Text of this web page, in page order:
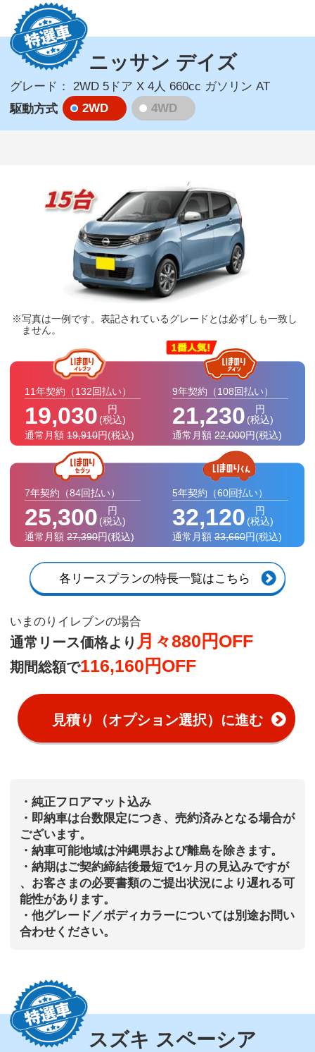
ニッサン デイズ
グレード： 2WD 5ドア X 4人 660cc ガソリン AT
駆動方式
2WD 4WD
写真は一例です。表記されているグレードとは必ずしも一致し
ません。
11年契約 （132回払い）
19,030
円
(税込)
通常月額 19,910円(税込)
9年契約 （108回払い）
21,230
円
(税込)
通常月額 22,000円(税込)
7年契約 （84回払い）
25,300
円
(税込)
通常月額 27,390円(税込)
5年契約 （60回払い）
32,120
円
(税込)
通常月額 33,660円(税込)
各リースプランの特長一覧はこちら
いまのりイレブンの場合
通常リース価格より 月々880円OFF
期間総額で116,160円OFF
見積り（オプション選択）に進む
・純正フロアマット込み
・即納車は台数限定につき、売約済みとなる場合が
ございます。
・納車可能地域は沖縄県および離島を除きます。
・納期はご契約締結後最短で1ヶ月の見込みですが
、お客さまの必要書類のご提出状況により遅れる可
能性があります。
・他グレード／ボディカラーについては別途お問い
合わせください。
スズキ スペーシア